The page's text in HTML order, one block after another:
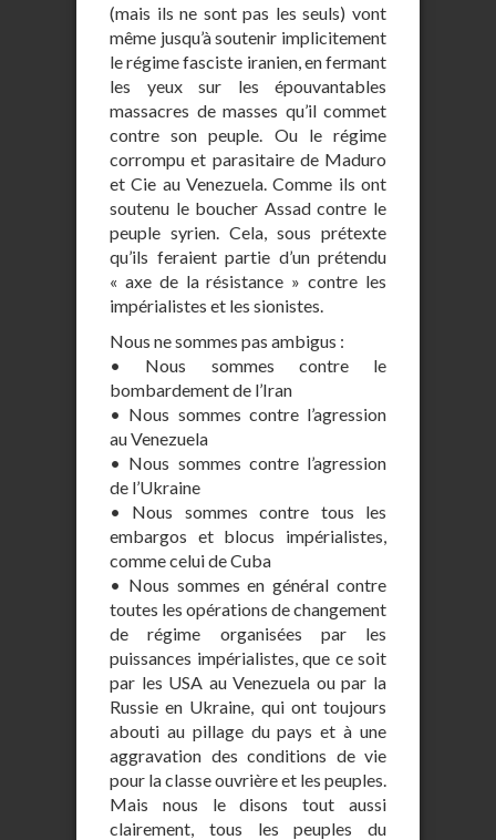
(mais ils ne sont pas les seuls) vont
même jusqu’à soutenir implicitement
le régime fasciste iranien, en fermant
les yeux sur les épouvantables
massacres de masses qu’il commet
contre son peuple. Ou le régime
corrompu et parasitaire de Maduro
et Cie au Venezuela. Comme ils ont
soutenu le boucher Assad contre le
peuple syrien. Cela, sous prétexte
qu’ils feraient partie d’un prétendu
« axe de la résistance » contre les
impérialistes et les sionistes.
Nous ne sommes pas ambigus :
• Nous sommes contre le
bombardement de l’Iran
• Nous sommes contre l’agression
au Venezuela
• Nous sommes contre l’agression
de l’Ukraine
• Nous sommes contre tous les
embargos et blocus impérialistes,
comme celui de Cuba
• Nous sommes en général contre
toutes les opérations de changement
de régime organisées par les
puissances impérialistes, que ce soit
par les USA au Venezuela ou par la
Russie en Ukraine, qui ont toujours
abouti au pillage du pays et à une
aggravation des conditions de vie
pour la classe ouvrière et les peuples.
Mais nous le disons tout aussi
clairement, tous les peuples du